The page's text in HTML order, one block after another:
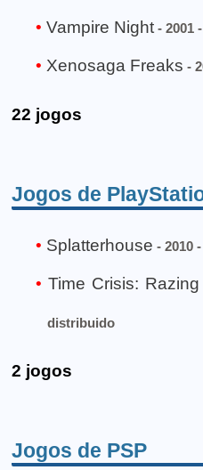
Vampire Night - 2001
Xenosaga Freaks -
22 jogos
Jogos de
Splatterhouse - 2010
Time Crisis:
distribuido
2 jogos
Jogos de PSP